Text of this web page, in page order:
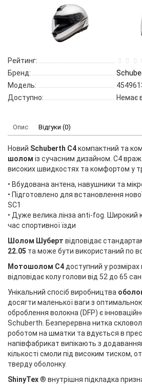
Рейтинг:
Бренд:
Модель:
Доступно:
Немає
Опис Відгуки (0)
Новий Schuberth C4компактний та
шолом із сучасним дизайном. C4
високих швидкостях та комфортом у
• Вбудована антена, навушники та
• Підготовлено для встановлення
SC1
• Дуже велика лінза anti-fog. Широкий
час спортивної їзди
Шолом Шуберт відповідає
22.05 та може бути використаний по
Мотошолом C4 доступний у розмірах
відповідає колу голови від 52 до 65
Унікальний спосіб виробництва
досягти маленької ваги з
оброблення волокна (DFP) є
Schuberth. Безперервна нитка
роботом на шматки та вдується в
напівфабрикат випікають з
кількості смоли під високим тиском,
тверду оболонку.
ShinyTex® внутрішня підкладка